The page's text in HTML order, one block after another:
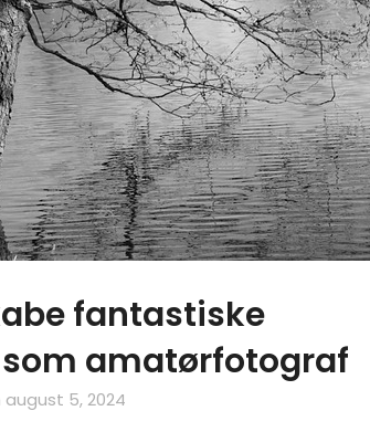
fantastiske
amatørfotograf
august 5, 2024